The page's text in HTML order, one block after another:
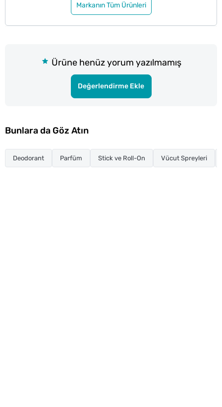
Markanın Tüm Ürünleri
Ürüne henüz yorum yazılmamış
Değerlendirme Ekle
Bunlara da Göz Atın
Deodorant Parfüm Stick ve Roll-On Vücut Spreyleri